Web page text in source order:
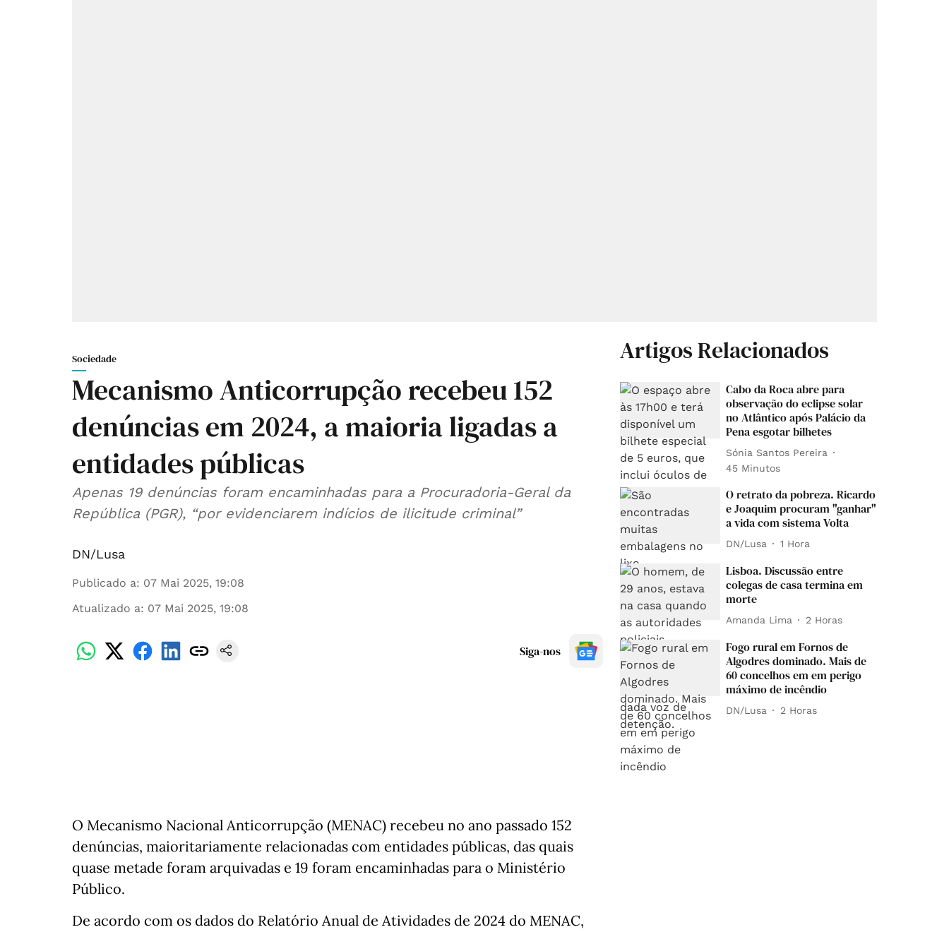
Sociedade
Mecanismo Anticorrupção recebeu 152
denúncias em 2024, a maioria ligadas a
entidades públicas
Apenas 19 denúncias foram encaminhadas para a Procuradoria-Geral da
República (PGR), “por evidenciarem indícios de ilicitude criminal”
DN/Lusa
Publicado a: 07 Mai 2025, 19:08
Atualizado a: 07 Mai 2025, 19:08
Siga-nos
O Mecanismo Nacional Anticorrupção (MENAC) recebeu no ano passado 152
denúncias, maioritariamente relacionadas com entidades públicas, das quais
quase metade foram arquivadas e 19 foram encaminhadas para o Ministério
Público.
De acordo com os dados do Relatório Anual de Atividades de 2024 do MENAC,
Artigos Relacionados
Cabo da Roca abre para
observação do eclipse solar
no Atlântico após Palácio da
Pena esgotar bilhetes
Sónia Santos Pereira
45 Minutos
O retrato da pobreza. Ricardo
e Joaquim procuram "ganhar"
a vida com sistema Volta
DN/Lusa 1 Hora
Lisboa. Discussão entre
colegas de casa termina em
morte
Amanda Lima 2 Horas
Fogo rural em Fornos de
Algodres dominado. Mais de
60 concelhos em em perigo
máximo de incêndio
DN/Lusa 2 Horas